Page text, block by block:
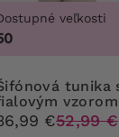
veľkosti
s
vzorom
€52,99 €